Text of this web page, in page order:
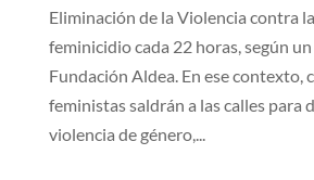
Eliminación de la Violencia contra
feminicidio cada 22 horas, según
Fundación Aldea. En ese contexto,
feministas saldrán a las calles para
violencia de género,...